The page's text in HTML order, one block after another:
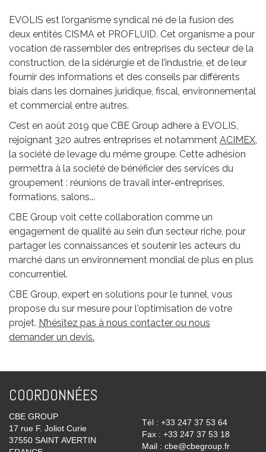
EVOLIS est l’organisme syndical né de la fusion des
deux entités CISMA et PROFLUID. Cet organisme a pour
vocation de rassembler des entreprises du secteur de la
construction, de la sidérurgie et de l’industrie, et de leur
fournir des informations et des conseils par différents
biais dans les domaines juridique, fiscal, environnemental
et commercial entre autres.
C’est en août 2019 que CBE Group adhère à EVOLIS,
rejoignant 320 autres entreprises et notamment ACIMEX
la société de levage du même groupe. Cette adhésion
permettra à la société de bénéficier des services du
groupement : réunions de travail inter-entreprises,
formations, salons...
CBE Group voit cette collaboration comme un
engagement de qualité au sein d’un secteur riche, pour
partager les connaissances et soutenir les acteurs du
marché dans un environnement mondial de plus en plus
concurrentiel.
CBE Group, expert en solutions pour le tunnel, vous
propose du sur mesure pour l'optimisation de votre
projet. N’hésitez pas à nous contacter ou nous
demander un devis.
COORDONNÉES
CBE GROUP
17 rue F. Joliot Curie
37550 SAINT AVERTIN
Tél : +33 247 37 53 64
Fax : +33 247 37 53 18
Mail : cbe@cbegroup.fr